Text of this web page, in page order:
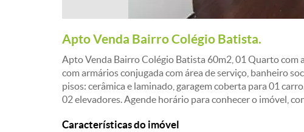
Apto Venda Bairro Colégio Batista.
Apto Venda Bairro Colégio Batista 60m2, 01 Quarto com
com armários conjugada com área de serviço, banheiro
pisos: cerâmica e laminado, garagem coberta para 01
02 elevadores. Agende horário para conhecer o imóvel,
Características do imóvel